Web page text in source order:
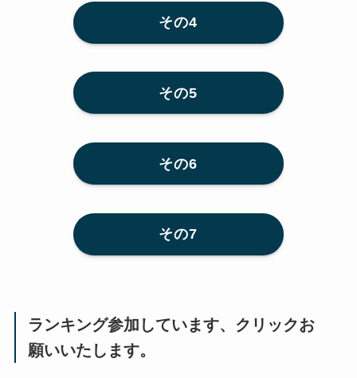
その4
その5
その6
その7
ランキング参加しています、クリックお
願いいたします。